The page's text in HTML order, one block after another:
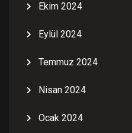
Ekim 2024
Eylül 2024
Temmuz 2024
Nisan 2024
Ocak 2024